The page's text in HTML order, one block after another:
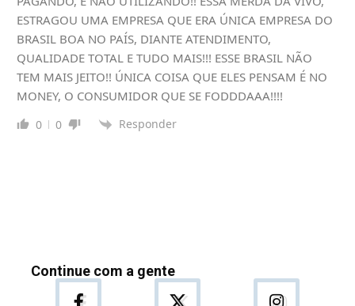
ESTRAGOU UMA EMPRESA QUE ERA ÚNICA EMPRESA DO
BRASIL BOA NO PAÍS, DIANTE ATENDIMENTO,
QUALIDADE TOTAL E TUDO MAIS!!! ESSE BRASIL NÃO
TEM MAIS JEITO!! ÚNICA COISA QUE ELES PENSAM É NO
MONEY, O CONSUMIDOR QUE SE FODDDAAA!!!!
0 0 Responder
Continue com a gente